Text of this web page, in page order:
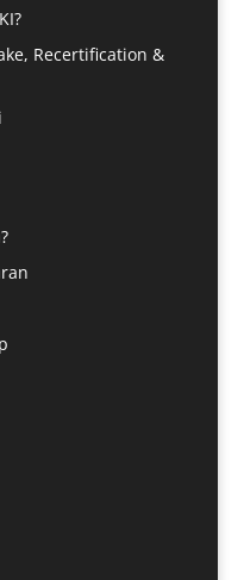
Recertification &